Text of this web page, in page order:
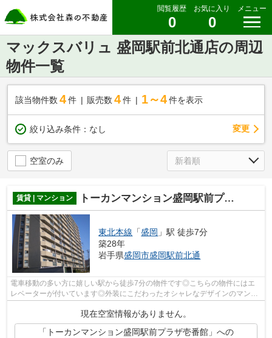
閲覧履歴
0
お気に入り
0
メニュー
マックスバリュ 盛岡駅前北通店の周辺
物件一覧
該当物件数 4件 販売数 4 件 1～4 件を表示
絞り込み条件： なし 変更
空室のみ
賃貸 | マンション トーカンマンション盛岡駅前プラザ壱番館
東北本線 「盛岡 」駅 徒歩7分
築28年
岩手県盛岡市盛岡駅前北通
電車移動の多い方に嬉しい駅から徒歩7分の物件です◎こちらの物件にはエ
レベーターが付いています◎外装にこだわったオシャレなデザインのマンシ
現在空室情報がありません。
「トーカンマンション盛岡駅前プラザ壱番館」への